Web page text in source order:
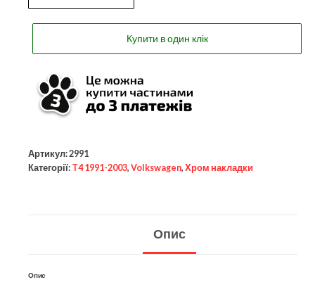
Купити в один клік
Артикул:2991
Категорії: T4 1991-2003, Volkswagen, Хром накладки
Опис
Опис